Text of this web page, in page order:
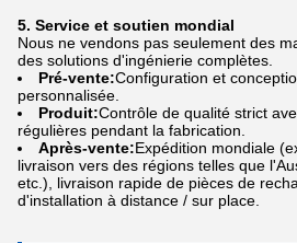
5. Service et soutien mondial
Nous ne vendons pas seulement des
des solutions d'ingénierie complètes.
Pré-vente:Configuration et
personnalisée.
Produit:Contrôle de qualité strict
régulières pendant la fabrication.
Après-vente:Expédition mondiale
livraison vers des régions telles que
etc.), livraison rapide de pièces de
d'installation à distance / sur place.